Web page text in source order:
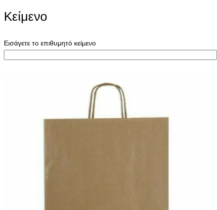
Κείμενο
Εισάγετε το επιθυμητό κείμενο